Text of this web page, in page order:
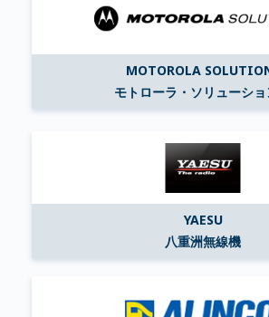
MOTOROLA
モトローラ・ソリューシ
YAESU
八重洲無線機